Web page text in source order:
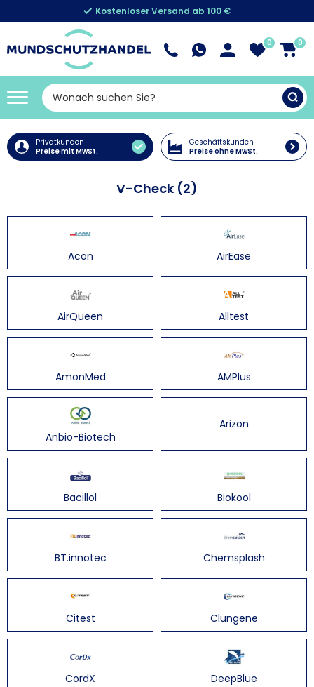
Kostenloser Versand ab 100 €
0 0
Privatkunden
Preise mit MwSt.
Geschäftskunden
Preise ohne MwSt.
V-Check (2)
Acon AirEase
AirQueen Alltest
AmonMed AMPlus
Anbio-Biotech
Arizon
Bacillol Biokool
BT.innotec
Citest Clungene
CordX DeepBlue
Chemsplash